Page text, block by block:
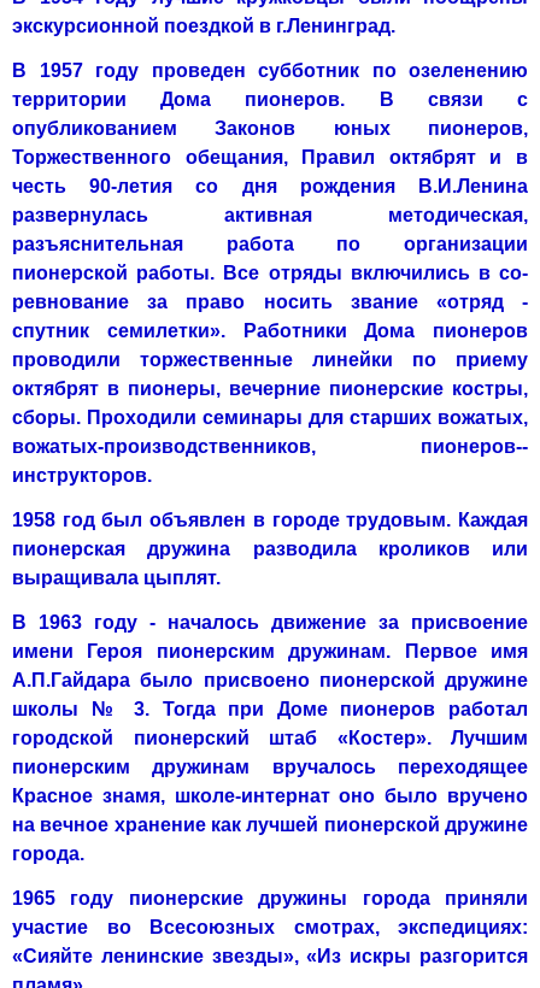
экскурсионной по­ездкой в г.Ленинград.
В 1957 году проведен субботник по озеленению
территории Дома пи­онеров. В связи с
опубликованием Законов юных пионеров,
Торжествен­ного обещания, Правил октябрят и в
честь 90-летия со дня рождения В.И.Ленина
развернулась активная методическая,
разъяснительная ра­бота по организации
пионерской работы. Все отряды включились в со­
ревнование за право носить звание «отряд -
спутник семилетки». Работ­ники Дома пионеров
проводили торжественные линейки по приему
октябрят в пионеры, вечерние пионерские костры,
сборы. Проходили се­минары для старших вожатых,
вожатых-производственников, пионеров-­
инструкторов.
1958 год был объявлен в городе трудовым. Каждая
пионерская дру­жина разводила кроликов или
выращивала цыплят.
В 1963 году - началось движение за присвоение
имени Героя пионер­ским дружинам. Первое имя
А.П.Гайдара было присвоено пионерской дружине
школы № 3. Тогда при Доме пионеров работал
городской пионерский штаб «Костер». Лучшим
пионерским дружинам вручалось пе­реходящее
Красное знамя, школе-интернат оно было вручено
на вечное хранение как лучшей пионерской дружине
города.
1965 году пионерские дружины города приняли
участие во Всесо­юзных смотрах, экспедициях:
«Сияйте ленинские звезды», «Из искры разгорится